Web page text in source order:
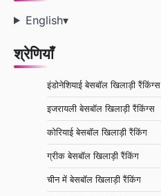
English▾
श्रेणियाँ
इंडोनेशियाई बेसबॉल खिलाड़ी रैंकिंग्स
इजरायली बेसबॉल खिलाड़ी रैंकिंग्स
कोरियाई बेसबॉल खिलाड़ी रैंकिंग
ग्रीक बेसबॉल खिलाड़ी रैंकिंग
चीन में बेसबॉल खिलाड़ी रैंकिंग